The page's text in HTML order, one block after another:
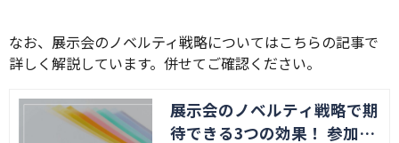
なお、展示会のノベルティ戦略についてはこちらの記事で
詳しく解説しています。併せてご確認ください。
展示会のノベルティ戦略で期
待できる3つの効果！ 参加者